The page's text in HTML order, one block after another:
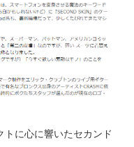
トに心に響いたセカンド